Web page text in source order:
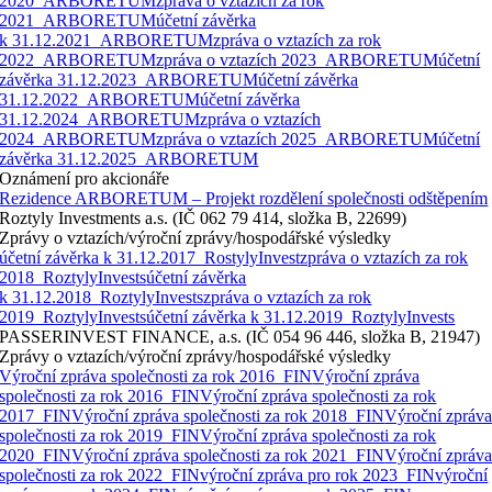
2021_ARBORETUMúčetní závěrka
k 31.12.2021_ARBORETUMzpráva o vztazích za rok
2022_ARBORETUMzpráva o vztazích 2023_ARBORETUMúčetní
závěrka 31.12.2023_ARBORETUMúčetní závěrka
31.12.2022_ARBORETUMúčetní závěrka
31.12.2024_ARBORETUMzpráva o vztazích
2024_ARBORETUMzpráva o vztazích 2025_ARBORETUMúčetní
závěrka 31.12.2025_ARBORETUM
Oznámení pro akcionáře
Rezidence ARBORETUM – Projekt rozdělení společnosti odštěpením
Roztyly Investments a.s. (IČ 062 79 414, složka B, 22699)
Zprávy o vztazích/výroční zprávy/hospodářské výsledky
účetní závěrka k 31.12.2017_RostylyInvestzpráva o vztazích za rok
2018_RoztylyInvestsúčetní závěrka
k 31.12.2018_RoztylyInvestszpráva o vztazích za rok
2019_RoztylyInvestsúčetní závěrka k 31.12.2019_RoztylyInvests
PASSERINVEST FINANCE, a.s. (IČ 054 96 446, složka B, 21947)
Zprávy o vztazích/výroční zprávy/hospodářské výsledky
Výroční zpráva společnosti za rok 2016_FINVýroční zpráva
společnosti za rok 2016_FINVýroční zpráva společnosti za rok
2017_FINVýroční zpráva společnosti za rok 2018_FINVýroční zpráva
společnosti za rok 2019_FINVýroční zpráva společnosti za rok
2020_FINVýroční zpráva společnosti za rok 2021_FINVýroční zpráva
společnosti za rok 2022_FINvýroční zpráva pro rok 2023_FINvýroční